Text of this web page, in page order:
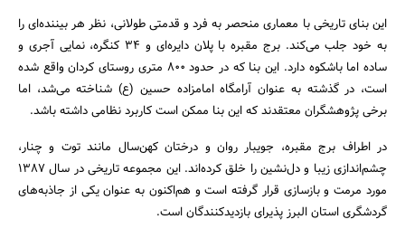
این بنای تاریخی با معماری منحصر به فرد و قدمتی طولانی، نظر هر بیننده‌ای را
به خود جلب می‌کند. برج مقبره با پلان دایره‌ای و ۳۴ کنگره، نمایی آجری و
ساده اما باشکوه دارد. این بنا که در حدود ۸۰۰ متری روستای کردان واقع شده
است، در گذشته به عنوان آرامگاه امامزاده حسین (ع) شناخته می‌شد، اما
برخی پژوهشگران معتقدند که این بنا ممکن است کاربرد نظامی داشته باشد.
در اطراف برج مقبره، جویبار روان و درختان کهن‌سال مانند توت و چنار،
چشم‌اندازی زیبا و دل‌نشین را خلق کرده‌اند. این مجموعه تاریخی در سال ۱۳۸۷
مورد مرمت و بازسازی قرار گرفته است و هم‌اکنون به عنوان یکی از جاذبه‌های
گردشگری استان البرز پذیرای بازدیدکنندگان است.